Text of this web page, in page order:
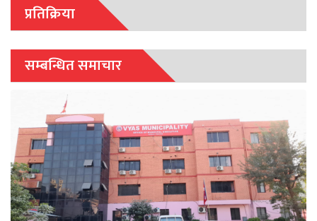
प्रतिक्रिया
सम्बन्धित समाचार